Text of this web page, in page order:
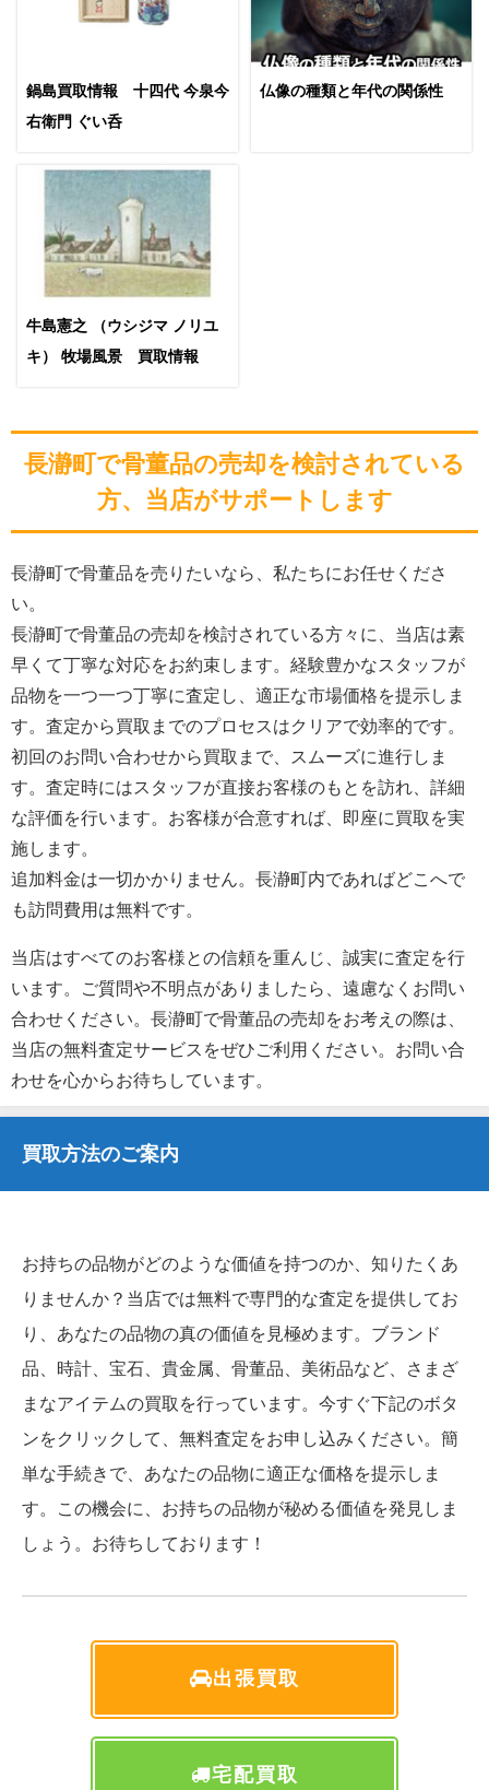
鍋島買取情報 十四代 今泉今
右衛門 ぐい呑
仏像の種類と年代の関係性
牛島憲之 （ウシジマ ノリユ
キ） 牧場風景 買取情報
長瀞町で骨董品の売却を検討されている
方、当店がサポートします
長瀞町で骨董品を売りたいなら、私たちにお任せくださ
い。
長瀞町で骨董品の売却を検討されている方々に、当店は素
早くて丁寧な対応をお約束します。経験豊かなスタッフが
品物を一つ一つ丁寧に査定し、適正な市場価格を提示しま
す。査定から買取までのプロセスはクリアで効率的です。
初回のお問い合わせから買取まで、スムーズに進行しま
す。査定時にはスタッフが直接お客様のもとを訪れ、詳細
な評価を行います。お客様が合意すれば、即座に買取を実
施します。
追加料金は一切かかりません。長瀞町内であればどこへで
も訪問費用は無料です。
当店はすべてのお客様との信頼を重んじ、誠実に査定を行
います。ご質問や不明点がありましたら、遠慮なくお問い
合わせください。長瀞町で骨董品の売却をお考えの際は、
当店の無料査定サービスをぜひご利用ください。お問い合
わせを心からお待ちしています。
買取方法のご案内
お持ちの品物がどのような価値を持つのか、知りたくあ
りませんか？当店では無料で専門的な査定を提供してお
り、あなたの品物の真の価値を見極めます。ブランド
品、時計、宝石、貴金属、骨董品、美術品など、さまざ
まなアイテムの買取を行っています。今すぐ下記のボタ
ンをクリックして、無料査定をお申し込みください。簡
単な手続きで、あなたの品物に適正な価格を提示しま
す。この機会に、お持ちの品物が秘める価値を発見しま
しょう。お待ちしております！
出張買取
宅配買取